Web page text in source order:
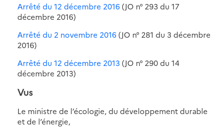
Arrêté du 12 décembre 2016(JO n° 293 du 17
décembre 2016)
Arrêté du 2 novembre 2016(JO n° 281 du 3 décembre
2016)
Arrêté du 12 décembre 2013 (JO n° 290 du 14
décembre 2013)
Vus
Le ministre de l’écologie, du développement durable
et de l’énergie,